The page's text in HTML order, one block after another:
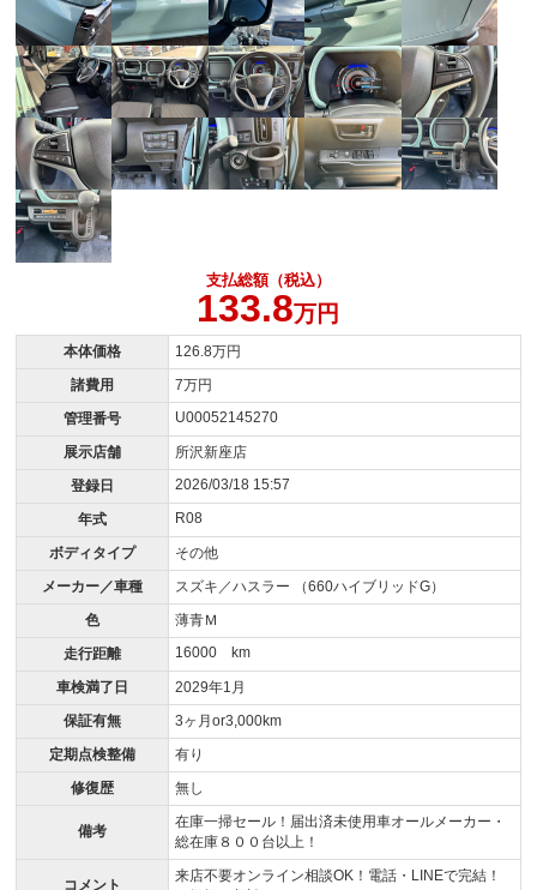
支払総額（税込）
133.8万円
本体価格
126.8万円
諸費用
7万円
管理番号
U00052145270
展示店舗
所沢新座店
登録日
2026/03/18 15:57
年式 R08
ボディタイプ
その他
メーカー／車種
スズキ／ハスラー （660ハイブリッドG）
色
薄青Ｍ
走行距離
16000 km
車検満了日
2029年1月
保証有無
3ヶ月or3,000km
定期点検整備
有り
修復歴
無し
備考
在庫一掃セール！届出済未使用車オールメーカー・
総在庫８００台以上！
コメント
来店不要オンライン相談OK！電話・LINEで完結！